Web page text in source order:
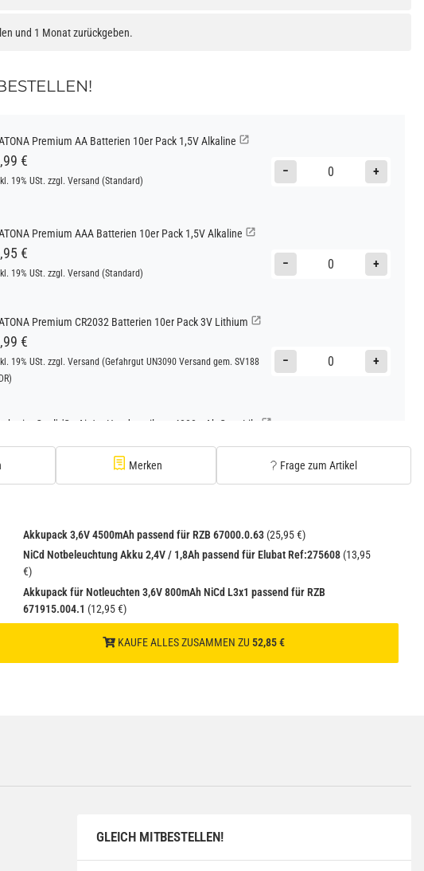
und 1 Monat zurückgeben.
Premium AA Batterien 10er Pack 1,5V Alkaline
€
19% USt. zzgl. Versand (Standard)
− +
Premium AAA Batterien 10er Pack 1,5V Alkaline
€
19% USt. zzgl. Versand (Standard)
− +
Premium CR2032 Batterien 10er Pack 3V Lithium
€
19% USt. zzgl. Versand (Gefahrgut UN3090 Versand gem. SV188
− +
Cool'n'Go AirJet Handventilator 4000mAh Grau Lila
€
19% USt. zzgl.
(Gefahrgut UN3480 Versand gem. SV188
Cool'n'Go AirJet Handventilator Weiß Silber 4000mAh
22,95 €
19% USt. zzgl.
−
Merken Frage zum Artikel
Akkupack 3,6V 4500mAh passend für RZB 67000.0.63 (25,95 €)
NiCd Notbeleuchtung Akku 2,4V / 1,8Ah passend für Elubat Ref:275608 (13,95
€)
Akkupack für Notleuchten 3,6V 800mAh NiCd L3x1 passend für RZB
671915.004.1 (12,95 €)
KAUFE ALLES ZUSAMMEN ZU52,85 €
GLEICH MITBESTELLEN!